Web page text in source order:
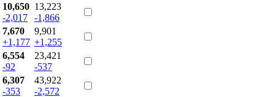
10,650
-2,017
13,223
-1,866
7,670
+1,177
9,901
+1,255
6,554
-92
23,421
-537
6,307
-353
43,922
-2,572